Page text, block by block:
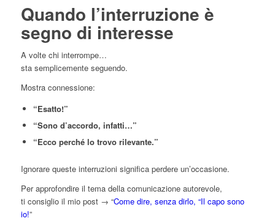
Quando l’interruzione è
segno di interesse
A volte chi interrompe…
sta semplicemente seguendo.
Mostra connessione:
“Esatto!”
“Sono d’accordo, infatti…”
“Ecco perché lo trovo rilevante.”
Ignorare queste interruzioni significa perdere un’occasione.
Per approfondire il tema della comunicazione autorevole,
ti consiglio il mio post → “Come dire, senza dirlo, “Il capo sono
io!”